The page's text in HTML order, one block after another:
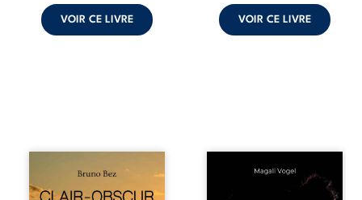
VOIR CE LIVRE VOIR CE LIVRE
Composé en
obscur aborde la
Qui prend soin de
celles et ceux